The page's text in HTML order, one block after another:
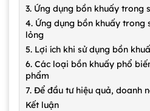
3. Ứng dụng bồn khuấy trong
4. Ứng dụng bồn khuấy trong
lỏng
5. Lợi ích khi sử dụng bồn
6. Các loại bồn khuấy phổ
phẩm
7. Để đầu tư hiệu quả, doanh
Kết luận